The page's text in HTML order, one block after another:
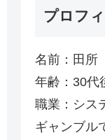
プロフ
名前：田所
年齢：30代
職業：シス
ギャンブル